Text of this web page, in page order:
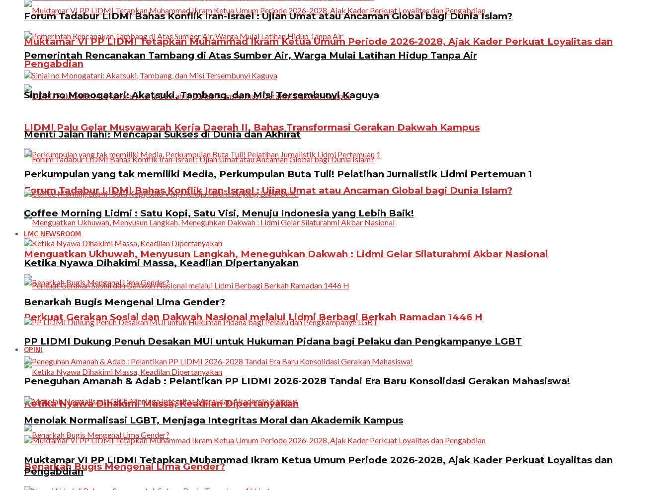
Muktamar VI PP LIDMI Tetapkan Muhammad Ikram Ketua Umum Periode 2026-2028, Ajak Kader Perkuat Loyalitas dan
Pengabdian
LIDMI Palu Gelar Musyawarah Kerja Daerah II, Bahas Transformasi Gerakan Dakwah Kampus
Forum Tadabur LIDMI Bahas Konflik Iran-Israel : Ujian Umat atau Ancaman Global bagi Dunia Islam?
Menguatkan Ukhuwah, Menyusun Langkah, Meneguhkan Dakwah : Lidmi Gelar Silaturahmi Akbar Nasional
Perkuat Gerakan Sosial dan Dakwah Nasional melalui Lidmi Berbagi Berkah Ramadan 1446 H
OPINI
Ketika Nyawa Dihakimi Massa, Keadilan Dipertanyakan
Benarkah Bugis Mengenal Lima Gender?
Forum Tadabur LIDMI Bahas Konflik Iran-Israel : Ujian Umat atau Ancaman Global bagi Dunia Islam?
Pemerintah Rencanakan Tambang di Atas Sumber Air, Warga Mulai Latihan Hidup Tanpa Air
Sinjai no Monogatari: Akatsuki, Tambang, dan Misi Tersembunyi Kaguya
Meniti Jalan Ilahi: Mencapai Sukses di Dunia dan Akhirat
Perkumpulan yang tak memiliki Media, Perkumpulan Buta Tuli! Pelatihan Jurnalistik Lidmi Pertemuan 1
Coffee Morning Lidmi : Satu Kopi, Satu Visi, Menuju Indonesia yang Lebih Baik!
LMC NEWSROOM
Ketika Nyawa Dihakimi Massa, Keadilan Dipertanyakan
Benarkah Bugis Mengenal Lima Gender?
PP LIDMI Dukung Penuh Desakan MUI untuk Hukuman Pidana bagi Pelaku dan Pengkampanye LGBT
Peneguhan Amanah & Adab : Pelantikan PP LIDMI 2026-2028 Tandai Era Baru Konsolidasi Gerakan Mahasiswa!
Menolak Normalisasi LGBT, Menjaga Integritas Moral dan Akademik Kampus
Muktamar VI PP LIDMI Tetapkan Muhammad Ikram Ketua Umum Periode 2026-2028, Ajak Kader Perkuat Loyalitas dan
Pengabdian